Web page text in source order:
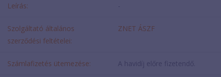
Leírás: -
Szolgáltató általános
szerződési feltételei:
ZNET ÁSZF
Számlafizetés ütemezése: A havidíj előre fizetendő.